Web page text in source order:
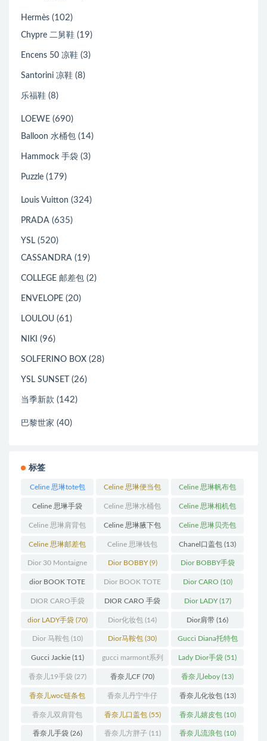
Hermès (102)
Chypre 二舅鞋 (19)
Encens 50 凉鞋 (3)
Santorini 凉鞋 (8)
乐福鞋 (8)
LOEWE (690)
Balloon 水桶包 (14)
Hammock 手袋 (3)
Puzzle (179)
Louis Vuitton (324)
PRADA (635)
YSL (520)
CASSANDRA (19)
COLLEGE 邮差包 (2)
ENVELOPE (20)
LOULOU (61)
NIKI (96)
SOLFERINO BOX (28)
YSL SUNSET (26)
当季新款 (142)
巴黎世家 (40)
标签
Celine 思琳tote包
(23)
Celine 思琳便当包
(14)
Celine 思琳帆布包
(18)
Celine 思琳手袋
(250)
Celine 思琳水桶包
(55)
Celine 思琳相机包
(11)
Celine 思琳肩背包
(12)
Celine 思琳腋下包
(10)
Celine 思琳贝壳包
(12)
Celine 思琳邮差包
(13)
Celine 思琳钱包
(10)
Chanel口盖包 (13)
Dior 30 Montaigne
蒙田(31)
Dior BOBBY(9) Dior BOBBY手袋
(26)
dior BOOK TOTE
(12)
Dior BOOK TOTE
手袋(163)
Dior CARO (10)
DIOR CARO手袋
(11)
DIOR CARO 手袋
(31)
Dior LADY(17)
dior LADY手袋(70) Dior化妆包 (14) Dior肩带 (16)
Dior 马鞍包(10) Dior马鞍包 (30) Gucci Diana托特包
(11)
Gucci Jackie(11) gucci marmont系列
(19)
Lady Dior手袋 (51)
香奈儿19手袋 (27) 香奈儿CF (70) 香奈儿leboy (13)
香奈儿woc链条包
(11)
香奈儿丹宁牛仔
(12)
香奈儿化妆包(13)
香奈儿双肩背包
(13)
香奈儿口盖包(55) 香奈儿嬉皮包(10)
香奈儿手袋(26) 香奈儿方胖子(11) 香奈儿流浪包(10)